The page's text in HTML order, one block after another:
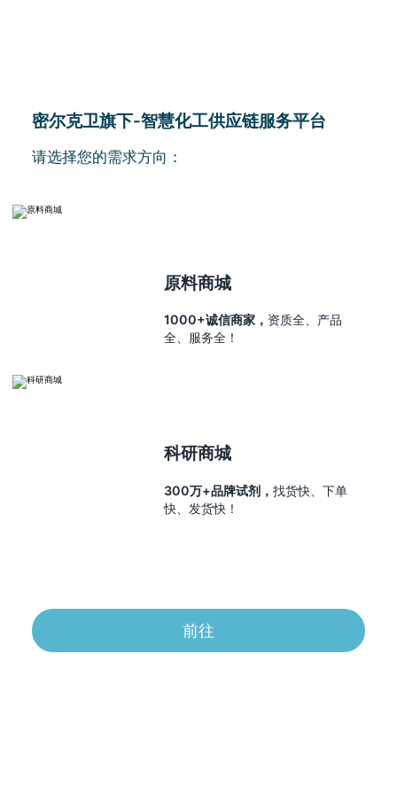
密尔克卫旗下-智慧化工供应链服务平台
请选择您的需求方向：
原料商城
1000+诚信商家， 资质全、产品
全、服务全！
科研商城
300万+品牌试剂，找货快、下单
快、发货快！
前往